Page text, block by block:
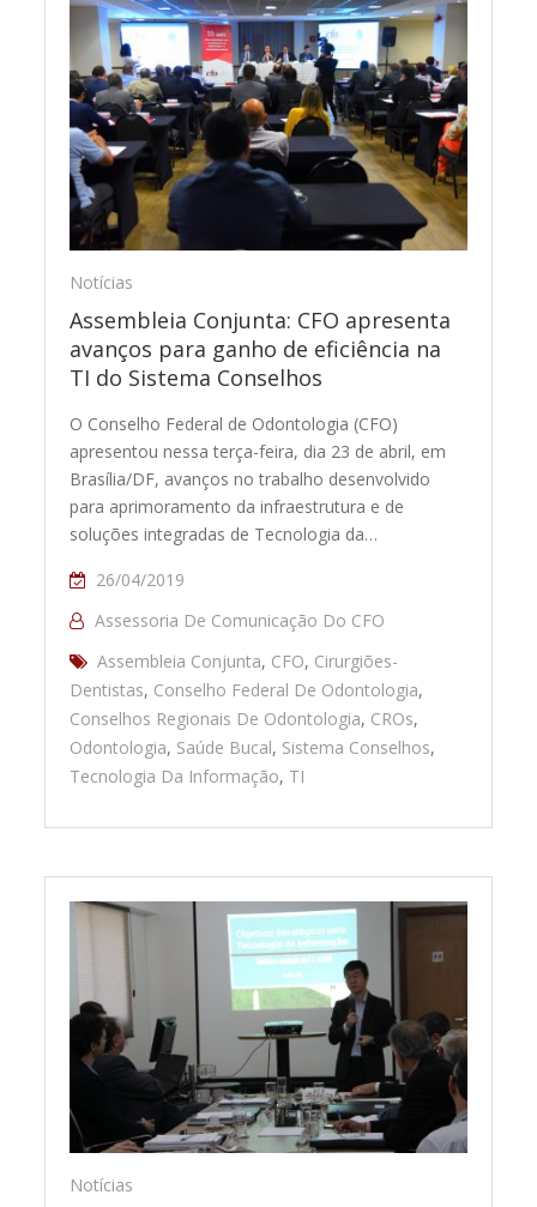
Notícias
Assembleia Conjunta: CFO apresenta
avanços para ganho de eficiência na
TI do Sistema Conselhos
O Conselho Federal de Odontologia (CFO)
apresentou nessa terça-feira, dia 23 de abril, em
Brasília/DF, avanços no trabalho desenvolvido
para aprimoramento da infraestrutura e de
soluções integradas de Tecnologia da…
26/04/2019
Assessoria De Comunicação Do CFO
Assembleia Conjunta, CFO, Cirurgiões-
Dentistas, Conselho Federal De Odontologia,
Conselhos Regionais De Odontologia, CROs,
Odontologia, Saúde Bucal, Sistema Conselhos,
Tecnologia Da Informação, TI
Notícias